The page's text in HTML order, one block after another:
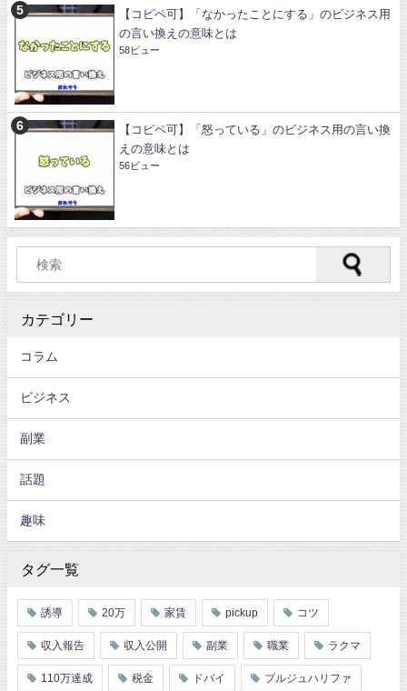
【コピペ可】「なかったことにする」のビジネス用
の言い換えの意味とは
58ビュー
【コピペ可】「怒っている」のビジネス用の言い換
えの意味とは
56ビュー
カテゴリー
コラム
ビジネス
副業
話題
趣味
タグ一覧
誘導 20万 家賃 pickup コツ
収入報告 収入公開 副業 職業 ラクマ
110万達成 税金 ドバイ ブルジュハリファ